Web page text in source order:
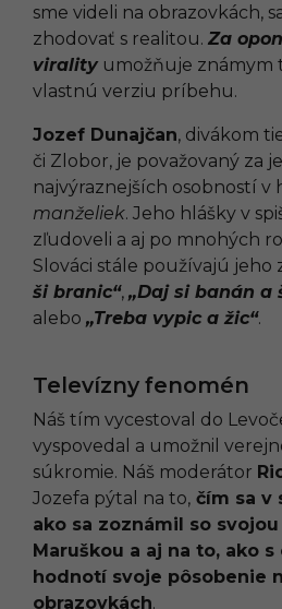
1
0
5
7
sme videli na obrazovkách,
zhodovať s realitou. Za
viralityumožňuje známym
vlastnú verziu príbehu.
Jozef Dunajčan, divákom
či Zlobor, je považovaný za
najvýraznejších osobností v
manželiek. Jeho hlášky v
zľudoveli a aj po mnohých
Slováci stále používajú jeho
ši branic“, „Daj si banán a
alebo „Treba vypic a žic“.
Televízny fenomén
Náš tím vycestoval do
vyspovedal a umožnil
súkromie. Náš moderátor
Jozefa pýtal na to, čím sa v
ako sa zoznámil so
Maruškou a aj na to, ako
hodnotí svoje pôsobenie
obrazovkách.